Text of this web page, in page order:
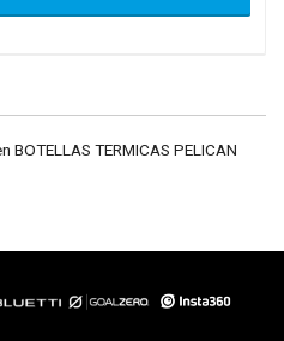
TERMICAS PELICAN